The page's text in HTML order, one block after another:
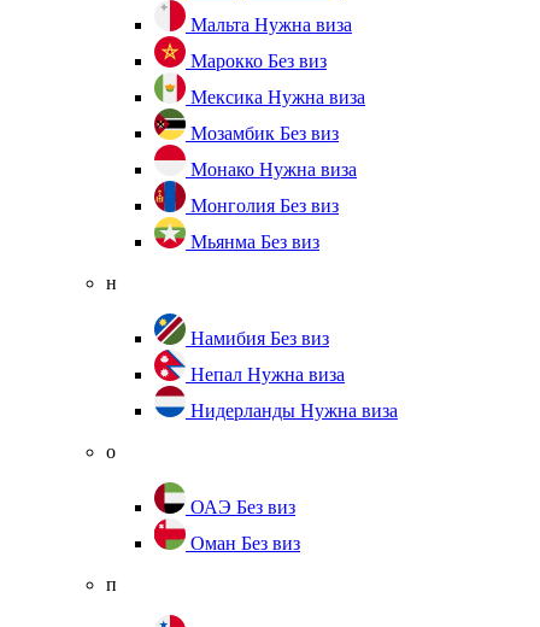
Мальта Нужна виза
Марокко Без виз
Мексика Нужна виза
Мозамбик Без виз
Монако Нужна виза
Монголия Без виз
Мьянма Без виз
н
Намибия Без виз
Непал Нужна виза
Нидерланды Нужна виза
о
ОАЭ Без виз
Оман Без виз
п